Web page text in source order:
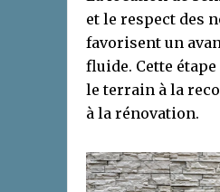
et le respect des
favorisent un
fluide. Cette
le terrain à la
à la rénovation.